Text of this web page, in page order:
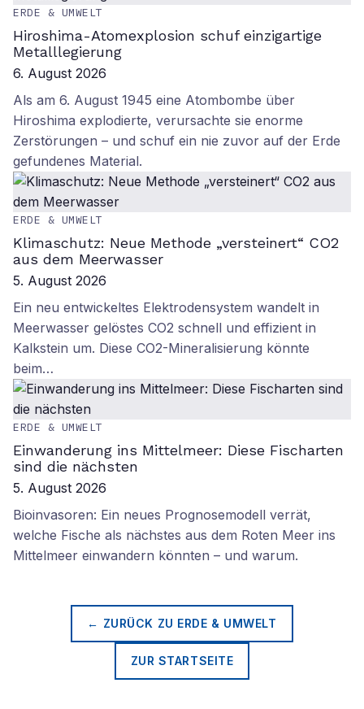
ERDE & UMWELT
Hiroshima-Atomexplosion schuf einzigartige
Metalllegierung
6. August 2026
Als am 6. August 1945 eine Atombombe über
Hiroshima explodierte, verursachte sie enorme
Zerstörungen – und schuf ein nie zuvor auf der Erde
gefundenes Material.
ERDE & UMWELT
Klimaschutz: Neue Methode „versteinert“ CO2
aus dem Meerwasser
5. August 2026
Ein neu entwickeltes Elektrodensystem wandelt in
Meerwasser gelöstes CO2 schnell und effizient in
Kalkstein um. Diese CO2-Mineralisierung könnte
beim…
ERDE & UMWELT
Einwanderung ins Mittelmeer: Diese Fischarten
sind die nächsten
5. August 2026
Bioinvasoren: Ein neues Prognosemodell verrät,
welche Fische als nächstes aus dem Roten Meer ins
Mittelmeer einwandern könnten – und warum.
← ZURÜCK ZU ERDE & UMWELT
ZUR STARTSEITE